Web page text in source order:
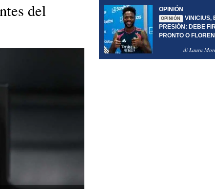
del
OPINIÓN
OPINIÓN
VINICIUS,
PRESIÓN: DEBE
PRONTO O
di Laura